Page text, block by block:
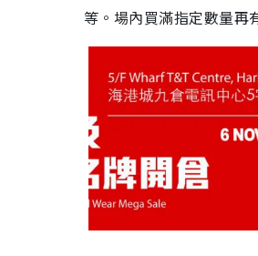
等。場內買滿指定數量再